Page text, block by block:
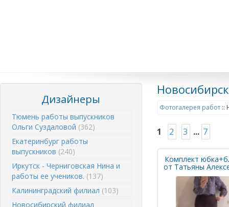
Дизайнеры
Тюмень работы выпускников
Ольги Суздаловой (362)
Екатеринбург работы
выпускников (240)
Иркутск - Черниговская Нина и
работы ее учеников. (137)
Калининградский филиал (103)
Новосибирский филиал
Фотогалерея работ ::
1 2 3 ... 7
Комплект
от Татьяны